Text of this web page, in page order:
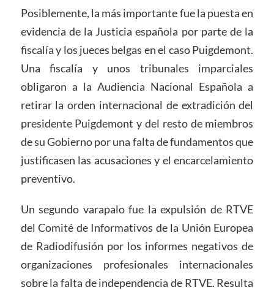
Posiblemente, la más importante fue la puesta en
evidencia de la Justicia española por parte de la
fiscalía y los jueces belgas en el caso Puigdemont.
Una fiscalía y unos tribunales imparciales
obligaron a la Audiencia Nacional Española a
retirar la orden internacional de extradición del
presidente Puigdemont y del resto de miembros
de su Gobierno por una falta de fundamentos que
justificasen las acusaciones y el encarcelamiento
preventivo.
Un segundo varapalo fue la expulsión de RTVE
del Comité de Informativos de la Unión Europea
de Radiodifusión por los informes negativos de
organizaciones profesionales internacionales
sobre la falta de independencia de RTVE. Resulta